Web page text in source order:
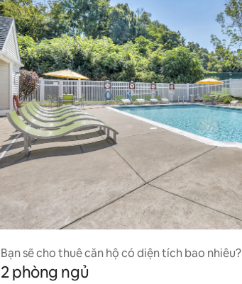
Bạn sẽ cho thuê căn hộ có diện tích bao nhiêu?
2 phòng ngủ